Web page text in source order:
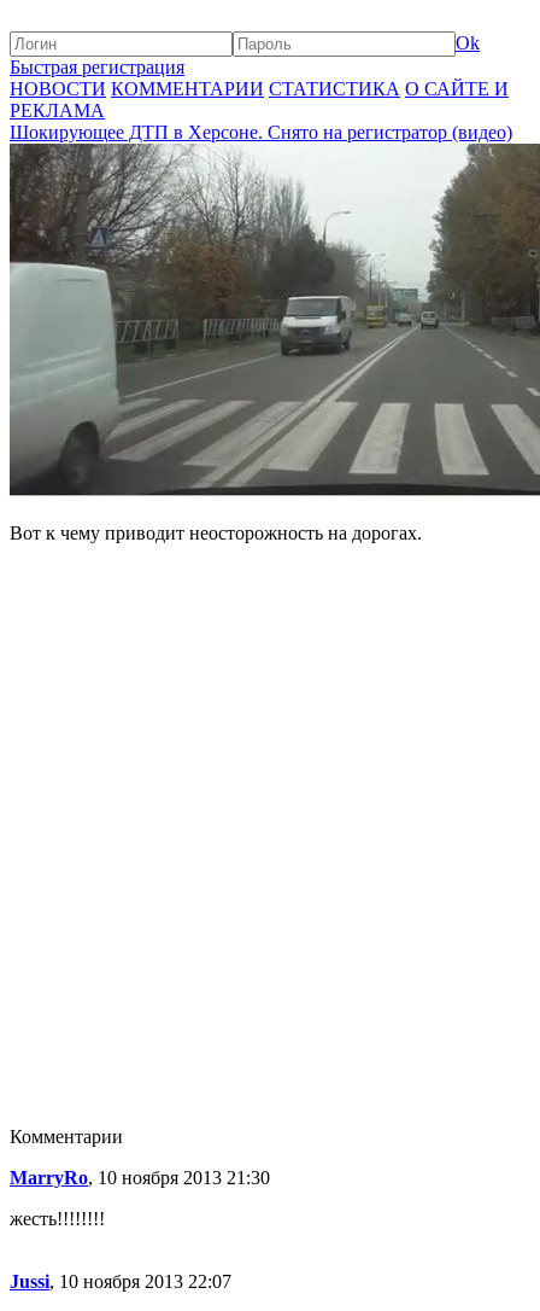
Ok
Быстрая регистрация
НОВОСТИ КОММЕНТАРИИ СТАТИСТИКА О САЙТЕ И
РЕКЛАМА
Шокирующее ДТП в Херсоне. Снято на регистратор (видео)
Вот к чему приводит неосторожность на дорогах.
Комментарии
MarryRo, 10 ноября 2013 21:30
жесть!!!!!!!!
Jussi, 10 ноября 2013 22:07